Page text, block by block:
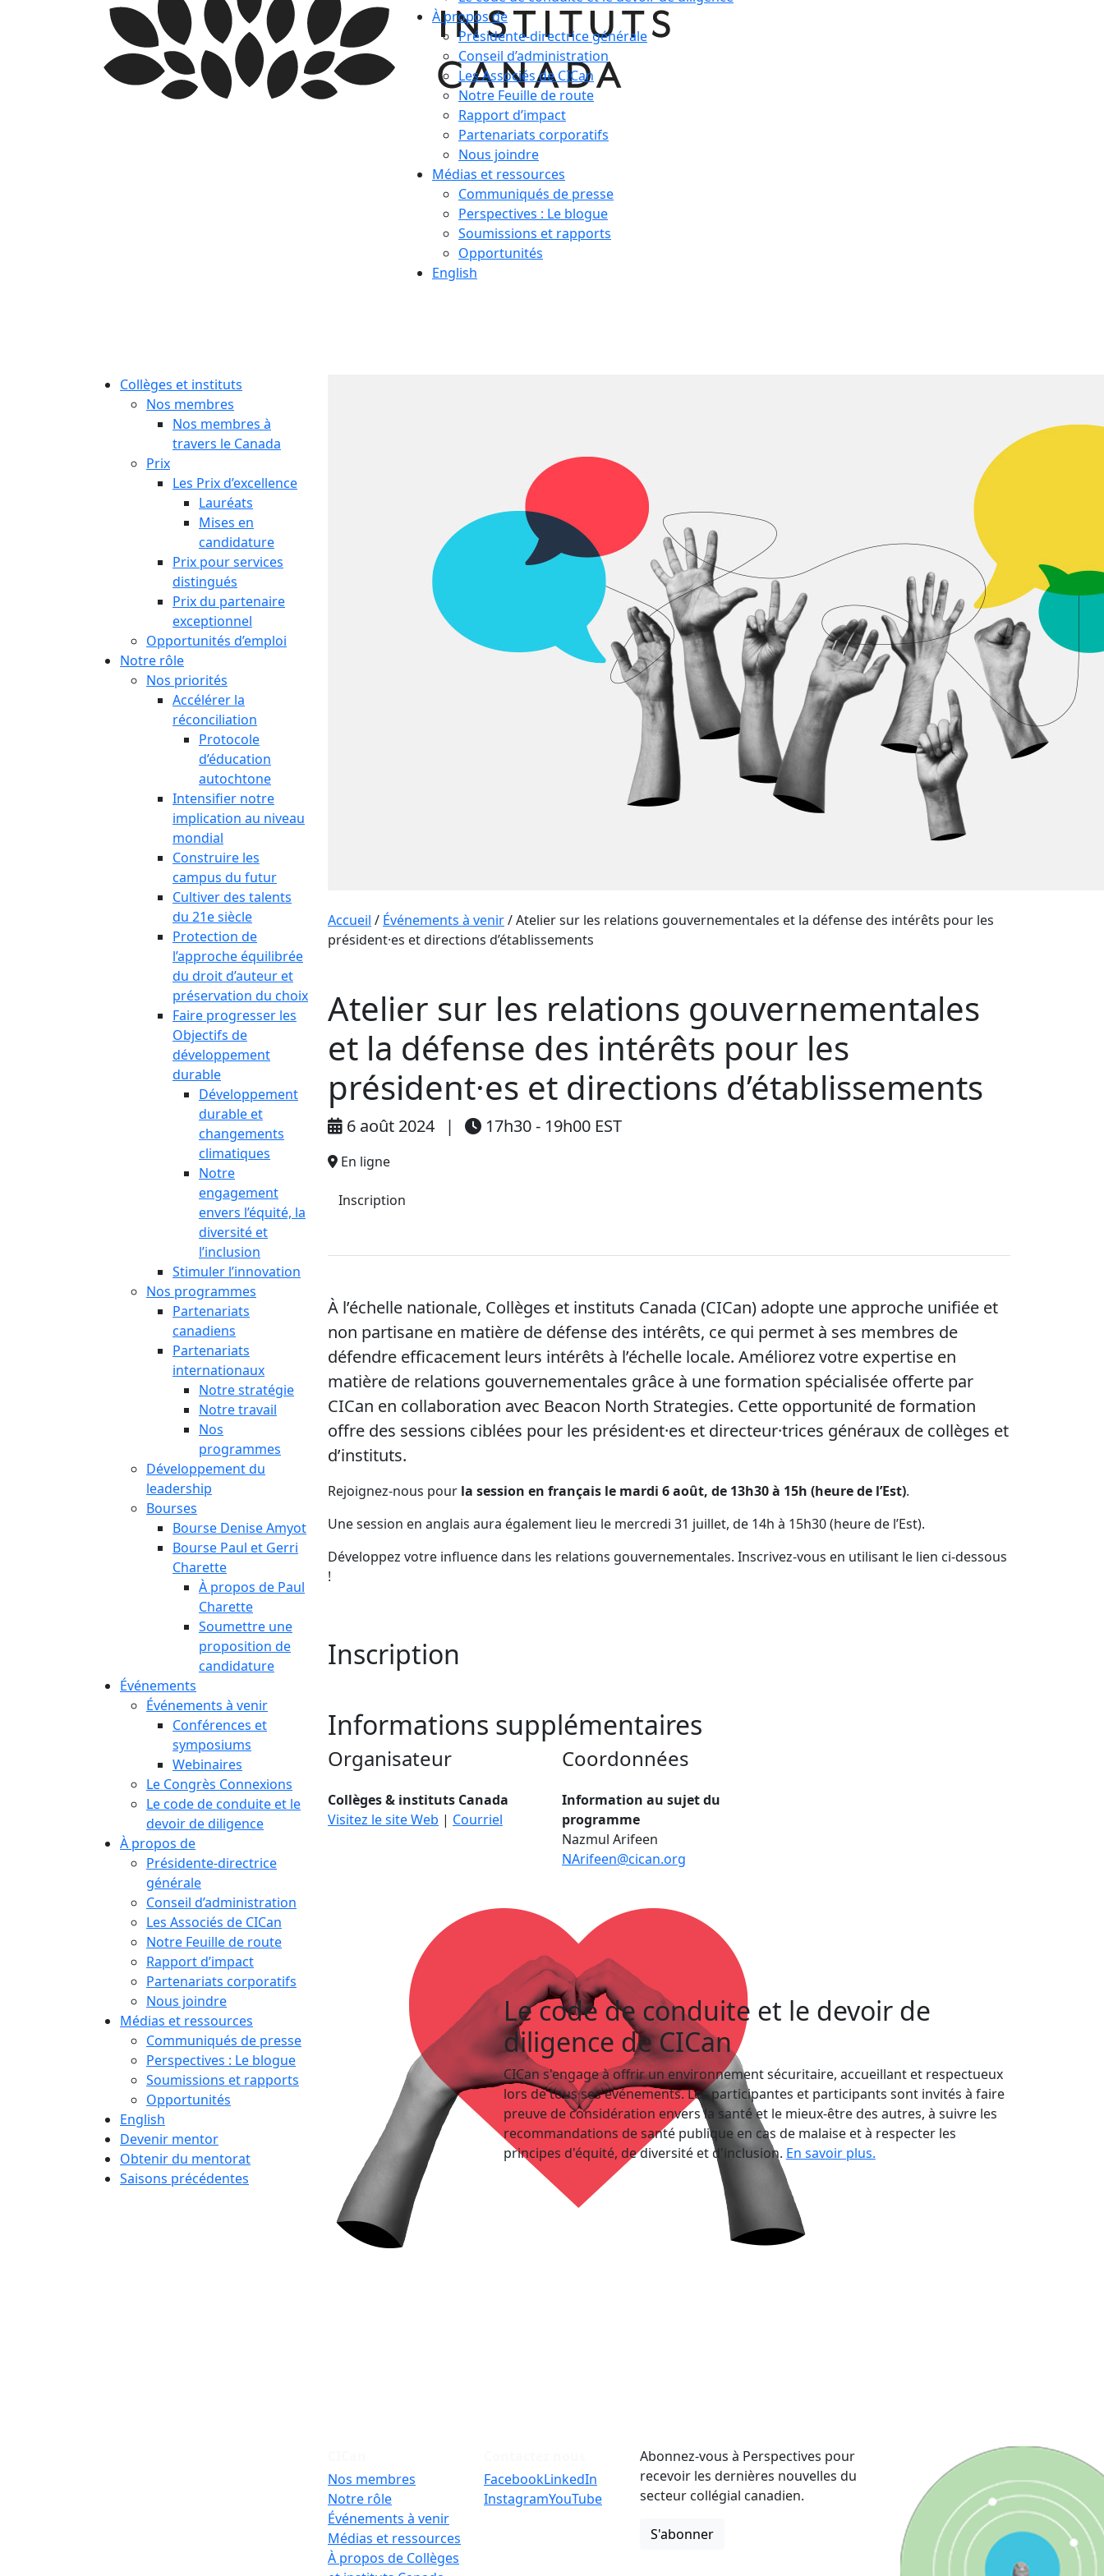
À propos de
Présidente-directrice générale
Conseil d’administration
Les Associés de CICan
Notre Feuille de route
Rapport d’impact
Partenariats corporatifs
Nous joindre
Médias et ressources
Communiqués de presse
Perspectives : Le blogue
Soumissions et rapports
Opportunités
English
Collèges et instituts
Nos membres
Nos membres à
travers le Canada
Prix
Les Prix d’excellence
Lauréats
Mises en
candidature
Prix pour services
distingués
Prix du partenaire
exceptionnel
Opportunités d’emploi
Notre rôle
Nos priorités
Accélérer la
réconciliation
Protocole
d’éducation
autochtone
Intensifier notre
implication au niveau
mondial
Construire les
campus du futur
Cultiver des talents
du 21e siècle
Protection de
l’approche équilibrée
du droit d’auteur et
préservation du choix
Faire progresser les
Objectifs de
développement
durable
Développement
durable et
changements
climatiques
Notre
engagement
envers l’équité, la
diversité et
l’inclusion
Stimuler l’innovation
Nos programmes
Partenariats
canadiens
Partenariats
internationaux
Notre stratégie
Notre travail
Nos
programmes
Développement du
leadership
Bourses
Bourse Denise Amyot
Bourse Paul et Gerri
Charette
À propos de Paul
Charette
Soumettre une
proposition de
candidature
Événements
Événements à venir
Conférences et
symposiums
Webinaires
Le Congrès Connexions
Le code de conduite et le
devoir de diligence
À propos de
Présidente-directrice
générale
Conseil d’administration
Les Associés de CICan
Notre Feuille de route
Rapport d’impact
Partenariats corporatifs
Nous joindre
Médias et ressources
Communiqués de presse
Perspectives : Le blogue
Soumissions et rapports
Opportunités
English
Devenir mentor
Obtenir du mentorat
Saisons précédentes
Accueil / Événements à venir/Atelier sur les relations gouvernementales et la défense des intérêts pour les
président·es et directions d’établissements
Atelier sur les relations gouvernementales
et la défense des intérêts pour les
président·es et directions d’établissements
6 août 2024 | 17h30 - 19h00 EST
En ligne
Inscription
À l’échelle nationale, Collèges et instituts Canada (CICan) adopte une approche unifiée et
non partisane en matière de défense des intérêts, ce qui permet à ses membres de
défendre efficacement leurs intérêts à l’échelle locale. Améliorez votre expertise en
matière de relations gouvernementales grâce à une formation spécialisée offerte par
CICan en collaboration avec Beacon North Strategies. Cette opportunité de formation
offre des sessions ciblées pour les président·es et directeur·trices généraux de collèges et
d’instituts.
Rejoignez-nous pour la session en français le mardi 6 août, de 13h30 à 15h (heure de l’Est).
Une session en anglais aura également lieu le mercredi 31 juillet, de 14h à 15h30 (heure de l’Est).
Développez votre influence dans les relations gouvernementales. Inscrivez-vous en utilisant le lien ci-dessous
!
Inscription
Informations supplémentaires
Organisateur
Collèges & instituts Canada
Visitez le site Web | Courriel
Coordonnées
Information au sujet du
programme
Nazmul Arifeen
NArifeen@cican.org
Le code de conduite et le devoir de
diligence de CICan
CICan s'engage à offrir un environnement sécuritaire, accueillant et respectueux
lors de tous ses événements. Les participantes et participants sont invités à faire
preuve de considération envers la santé et le mieux-être des autres, à suivre les
recommandations de santé publique en cas de malaise et à respecter les
principes d'équité, de diversité et d'inclusion. En savoir plus.
Nos membres
Notre rôle
Événements à venir
Médias et ressources
À propos de Collèges
FacebookLinkedIn
InstagramYouTube
Abonnez-vous à Perspectives pour
recevoir les dernières nouvelles du
secteur collégial canadien.
S'abonner